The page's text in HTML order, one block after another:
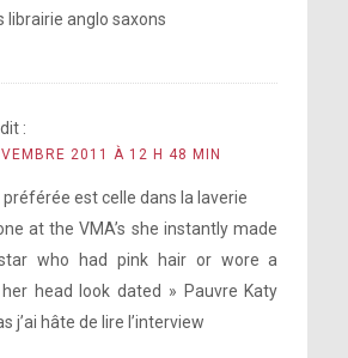
librairie anglo saxons
dit :
2011 À 12 H 48 MIN
est celle dans la laverie
at the VMA’s she instantly made
who had pink hair or wore a
head look dated » Pauvre Katy
j’ai hâte de lire l’interview